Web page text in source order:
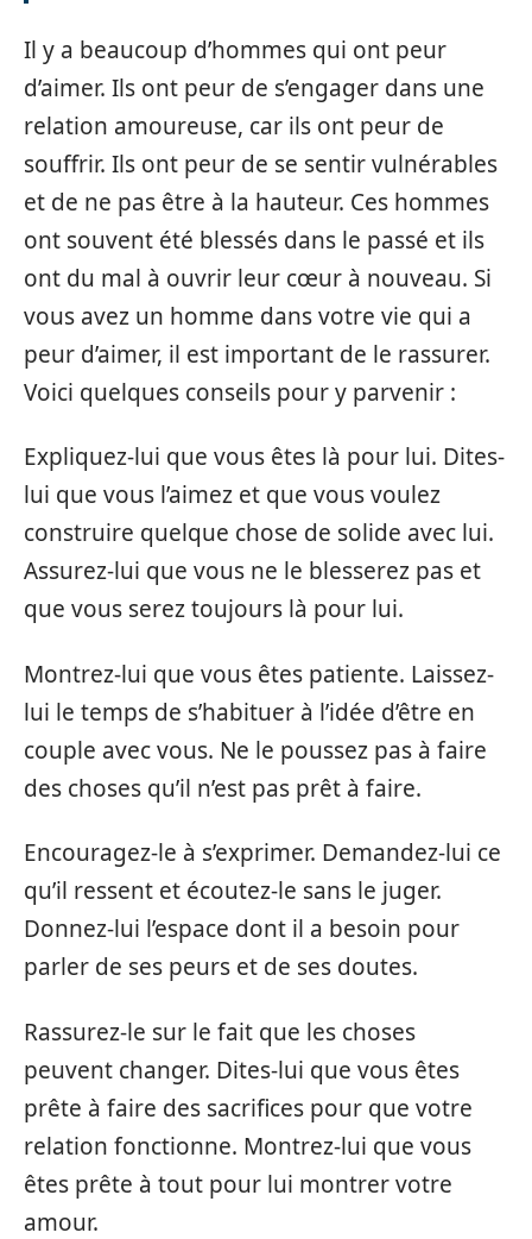
Il y a beaucoup d’hommes qui ont peur
d’aimer. Ils ont peur de s’engager dans une
relation amoureuse, car ils ont peur de
souffrir. Ils ont peur de se sentir vulnérables
et de ne pas être à la hauteur. Ces hommes
ont souvent été blessés dans le passé et ils
ont du mal à ouvrir leur cœur à nouveau. Si
vous avez un homme dans votre vie qui a
peur d’aimer, il est important de le rassurer.
Voici quelques conseils pour y parvenir :
Expliquez-lui que vous êtes là pour lui. Dites-
lui que vous l’aimez et que vous voulez
construire quelque chose de solide avec lui.
Assurez-lui que vous ne le blesserez pas et
que vous serez toujours là pour lui.
Montrez-lui que vous êtes patiente. Laissez-
lui le temps de s’habituer à l’idée d’être en
couple avec vous. Ne le poussez pas à faire
des choses qu’il n’est pas prêt à faire.
Encouragez-le à s’exprimer. Demandez-lui ce
qu’il ressent et écoutez-le sans le juger.
Donnez-lui l’espace dont il a besoin pour
parler de ses peurs et de ses doutes.
Rassurez-le sur le fait que les choses
peuvent changer. Dites-lui que vous êtes
prête à faire des sacrifices pour que votre
relation fonctionne. Montrez-lui que vous
êtes prête à tout pour lui montrer votre
amour.